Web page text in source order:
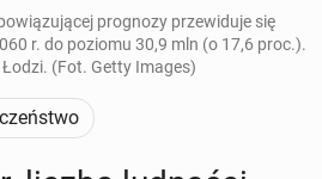
prognozy przewiduje się
r. do poziomu 30,9 mln (o 17,6 proc.).
(Fot. Getty Images)